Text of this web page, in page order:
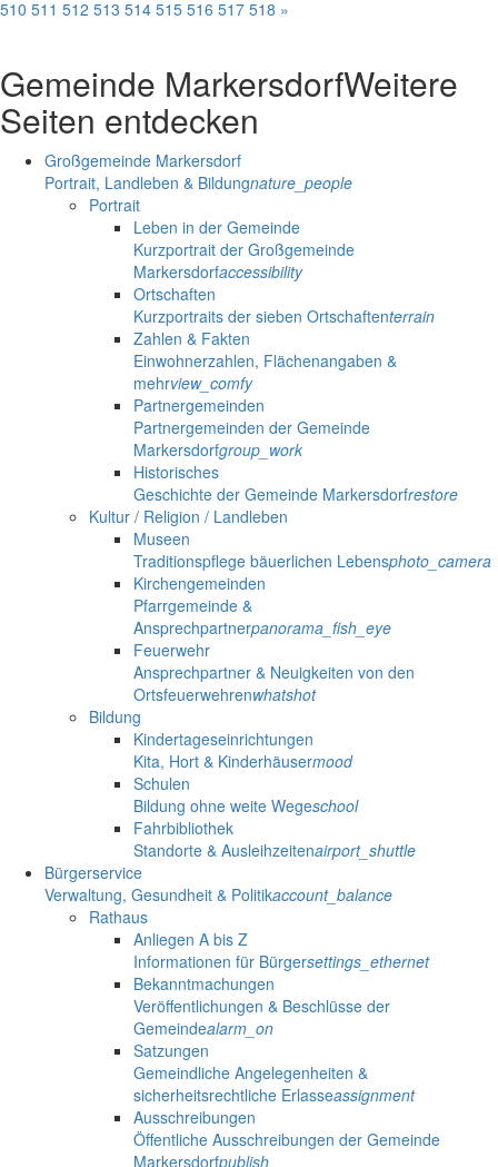
510 511 512 513 514 515 516 517 518 »
Gemeinde MarkersdorfWeitere
Seiten entdecken
Großgemeinde Markersdorf
Portrait, Landleben & Bildungnature_people
Portrait
Leben in der Gemeinde
Kurzportrait der Großgemeinde
Markersdorfaccessibility
Ortschaften
Kurzportraits der sieben Ortschaftenterrain
Zahlen & Fakten
Einwohnerzahlen, Flächenangaben &
mehrview_comfy
Partnergemeinden
Partnergemeinden der Gemeinde
Markersdorfgroup_work
Historisches
Geschichte der Gemeinde Markersdorfrestore
Kultur / Religion / Landleben
Museen
Traditionspflege bäuerlichen Lebensphoto_camera
Kirchengemeinden
Pfarrgemeinde &
Ansprechpartnerpanorama_fish_eye
Feuerwehr
Ansprechpartner & Neuigkeiten von den
Ortsfeuerwehrenwhatshot
Bildung
Kindertageseinrichtungen
Kita, Hort & Kinderhäusermood
Schulen
Bildung ohne weite Wegeschool
Fahrbibliothek
Standorte & Ausleihzeitenairport_shuttle
Bürgerservice
Verwaltung, Gesundheit & Politikaccount_balance
Rathaus
Anliegen A bis Z
Informationen für Bürgersettings_ethernet
Bekanntmachungen
Veröffentlichungen & Beschlüsse der
Gemeindealarm_on
Satzungen
Gemeindliche Angelegenheiten &
sicherheitsrechtliche Erlasseassignment
Ausschreibungen
Öffentliche Ausschreibungen der Gemeinde
Markersdorfpublish